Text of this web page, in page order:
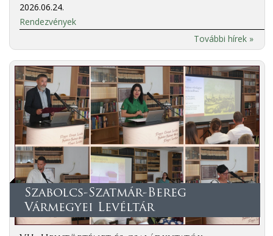
2026.06.24.
Rendezvények
További hírek »
Szabolcs-Szatmár-Bereg
Vármegyei Levéltár